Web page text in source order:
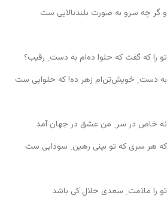
و گر چه سرو به صورت بلندبالایی ست
تو را که گفت که حلوا ده‌ام به دست ِ رقیب؟
به دست ِ خویش‌تن‌ام زهر ده! که حلوایی ست
نه خاص در سر ِ من عشق در جهان آمد
که هر سری که تو بینی رهین ِ سودایی ست
تو را ملامت ِ سعدی حلال کی باشد